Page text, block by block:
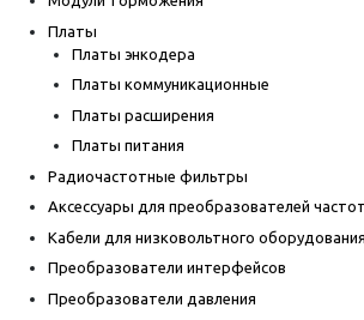
Платы
Платы энкодера
Платы коммуникационные
Платы расширения
Платы питания
Радиочастотные фильтры
Аксессуары для преобразователей
Кабели для низковольтного оборудования
Преобразователи интерфейсов
Преобразователи давления